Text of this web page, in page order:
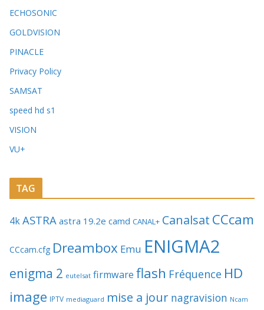
ECHOSONIC
GOLDVISION
PINACLE
Privacy Policy
SAMSAT
speed hd s1
VISION
VU+
TAG
4kASTRA astra 19.2e camd CANAL+ Canalsat CCcam
CCcam.cfg Dreambox Emu ENIGMA2
enigma 2 eutelsat firmware flash Fréquence HD
image IPTV mediaguard mise a jour nagravision Ncam